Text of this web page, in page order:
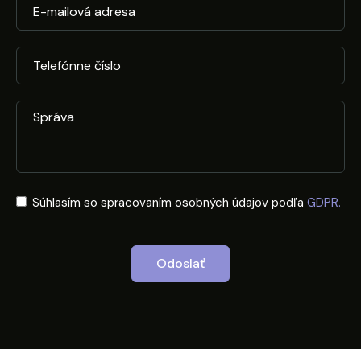
Súhlasím so spracovaním osobných údajov podľa GDPR.
Odoslať